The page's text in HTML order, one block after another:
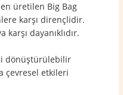
üretilen Big Bag
karşı dirençlidir.
karşı dayanıklıdır.
dönüştürülebilir
çevresel etkileri